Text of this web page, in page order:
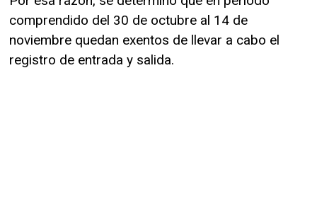
comprendido del 30 de octubre al 14 de
noviembre quedan exentos de llevar a cabo el
registro de entrada y salida.